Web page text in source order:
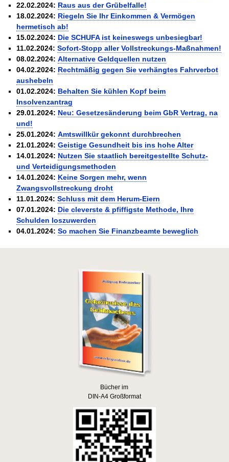
22.02.2024: Raus aus der Grübelfalle!
18.02.2024: Riegeln Sie Ihr Einkommen & Vermögen
hermetisch ab!
15.02.2024: Die SCHUFA ist keineswegs unbesiegbar!
11.02.2024:Sofort-Stopp aller Vollstreckungs-Maßnahmen!
08.02.2024:Alternative Geldquellen nutzen
04.02.2024: Rechtmäßig gegen Sie verhängtes Fahrverbot
aushebeln
01.02.2024: Behalten Sie kühlen Kopf beim
Insolvenzantrag
29.01.2024: Neu: Gesetzesänderung beim GbR Vertrag, na
und!
25.01.2024:Amtswillkür gekonnt durchbrechen
21.01.2024:Geistige Gesundheit bis ins hohe Alter
14.01.2024: Nutzen Sie staatlich bereitgestellte Schutz-
und Verteidigungsmethoden
14.01.2024: Keine Sorgen mehr, wenn
Zwangsvollstreckung droht
11.01.2024:Schluss mit dem Herum-Eiern
07.01.2024: Die cleverste & pfiffigste Methode, Ihre
Schulden loszuwerden
04.01.2024:So machen Sie Finanzbeamte beweglich
Bücher im
DIN-A4 Großformat